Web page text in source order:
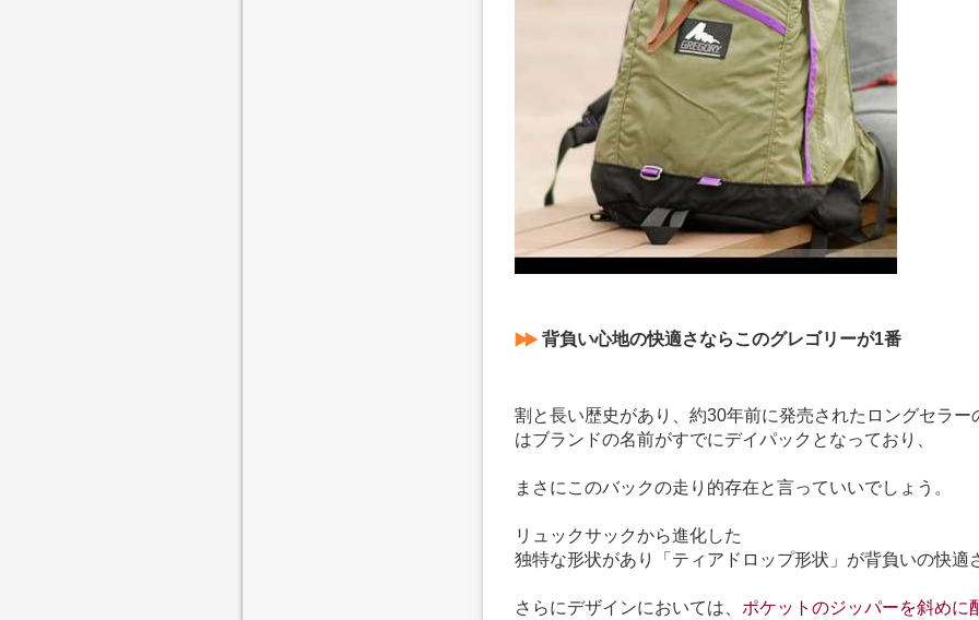
背負い心地の快適さならこのグレゴリーが1番
割と長い歴史があり、約30年前に発売されたロングセラー
はブランドの名前がすでにデイパックとなっており、
まさにこのバックの走り的存在と言っていいでしょう。
リュックサックから進化した
独特な形状があり「ティアドロップ形状」が背負いの快適
さらにデザインにおいては、 ポケットのジッパーを斜めに